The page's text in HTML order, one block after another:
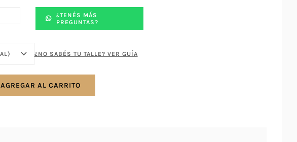
¿TENÉS MÁS
PREGUNTAS?
¿NO SABÉS TU TALLE? VER GUÍA
AGREGAR AL CARRITO